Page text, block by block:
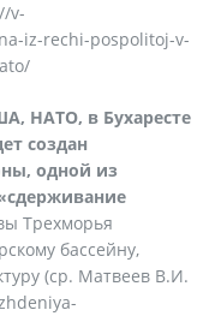
v-
iz-rechi-pospolitoj-v-
НАТО, в Бухаресте
создан
одной из
Трехморья
бассейну,
(ср. Матвеев В.И.